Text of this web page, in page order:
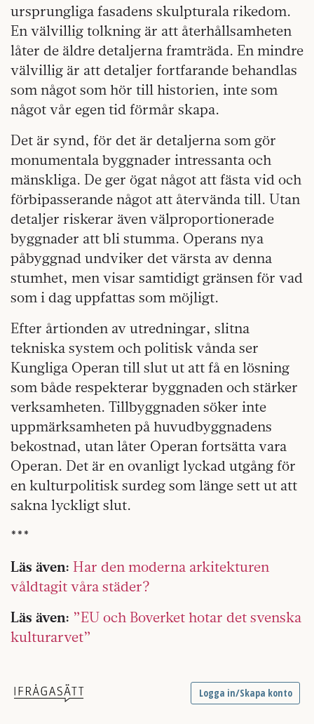
ursprungliga fasadens skulpturala rikedom.
En välvillig tolkning är att återhållsamheten
låter de äldre detaljerna framträda. En mindre
välvillig är att detaljer fortfarande behandlas
som något som hör till historien, inte som
något vår egen tid förmår skapa.
Det är synd, för det är detaljerna som gör
monumentala byggnader intressanta och
mänskliga. De ger ögat något att fästa vid och
förbipasserande något att återvända till. Utan
detaljer riskerar även välproportionerade
byggnader att bli stumma. Operans nya
påbyggnad undviker det värsta av denna
stumhet, men visar samtidigt gränsen för vad
som i dag uppfattas som möjligt.
Efter årtionden av utredningar, slitna
tekniska system och politisk vånda ser
Kungliga Operan till slut ut att få en lösning
som både respekterar byggnaden och stärker
verksamheten. Tillbyggnaden söker inte
uppmärksamheten på huvudbyggnadens
bekostnad, utan låter Operan fortsätta vara
Operan. Det är en ovanligt lyckad utgång för
en kulturpolitisk surdeg som länge sett ut att
sakna lyckligt slut.
***
Läs även: Har den moderna arkitekturen
våldtagit våra städer?
Läs även: ”EU och Boverket hotar det svenska
kulturarvet”